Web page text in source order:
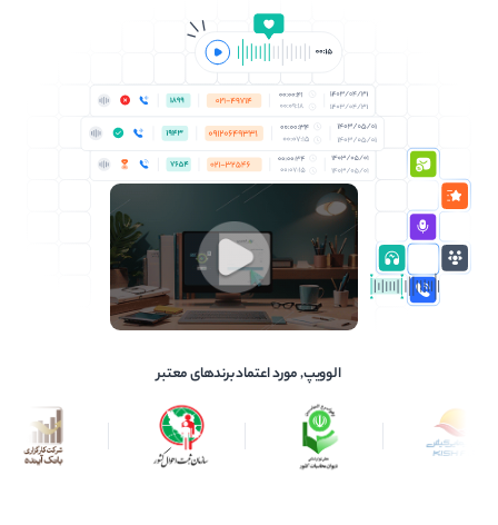
الوویپ, مورد اعتماد برندهای معتبر